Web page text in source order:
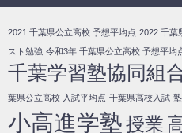
2021 千葉県公立高校 予想平均点 2022 千葉
スト勉強 令和3年 千葉県公立高校 予想平均
千葉学習塾協同組
葉県公立高校 入試平均点 千葉県高校入試 塾
小高進学塾授業